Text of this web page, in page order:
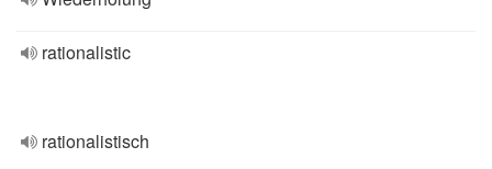
rationalistic
rationalistisch